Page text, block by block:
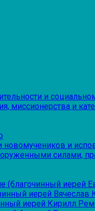
и
миссионерства и
и
силами,
(благочинный иерей
иерей Вячеслав
иерей Кирилл